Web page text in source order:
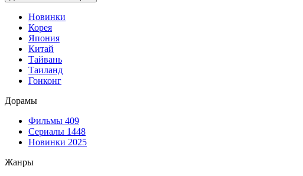
Новинки
Корея
Япония
Китай
Тайвань
Таиланд
Гонконг
Дорамы
Фильмы 409
Сериалы 1448
Новинки 2025
Жанры